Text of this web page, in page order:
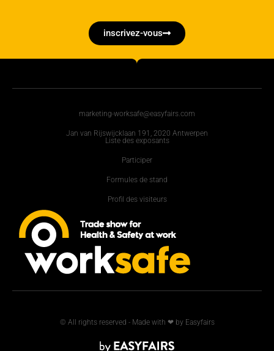
inscrivez-vous
marketing-worksafe@easyfairs.com
Jan van Rijswijcklaan 191, 2020 Antwerpen
Liste des exposants
Participer
Formules de stand
Profil des visiteurs
© All rights reserved - Made with ❤ by Easyfairs